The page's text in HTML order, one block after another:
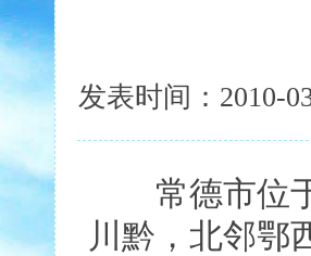
发表时间：2010-
常德市位于
川黔，北邻鄂